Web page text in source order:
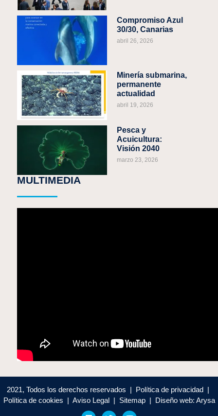
Compromiso Azul
30/30, Canarias
abril 26, 2026
Minería submarina,
permanente
actualidad
abril 19, 2026
Pesca y
Acuicultura:
Visión 2040
marzo 23, 2026
MULTIMEDIA
2021, Todos los derechos reservados | Política de privacidad |
Política de cookies | Aviso Legal | Sitemap | Diseño web: Arysa